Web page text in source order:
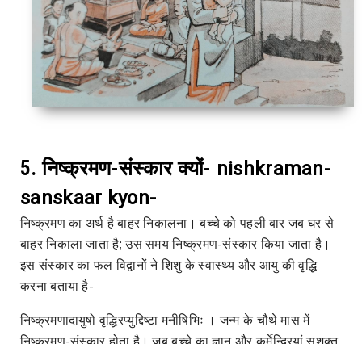
5. निष्क्रमण-संस्कार क्यों- nishkraman-
sanskaar kyon-
निष्क्रमण का अर्थ है बाहर निकालना। बच्चे को पहली बार जब घर से
बाहर निकाला जाता है; उस समय निष्क्रमण-संस्कार किया जाता है।
इस संस्कार का फल विद्वानों ने शिशु के स्वास्थ्य और आयु की वृद्धि
करना बताया है-
निष्क्रमणादायुषो वृद्धिरप्युद्दिष्टा मनीषिभिः । जन्म के चौथे मास में